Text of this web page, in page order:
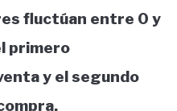
fluctúan entre 0 y
primero
y el segundo